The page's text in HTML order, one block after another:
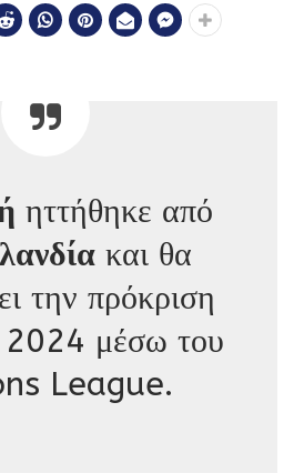
ηττήθηκε από
και θα
την πρόκριση
μέσω του
League.